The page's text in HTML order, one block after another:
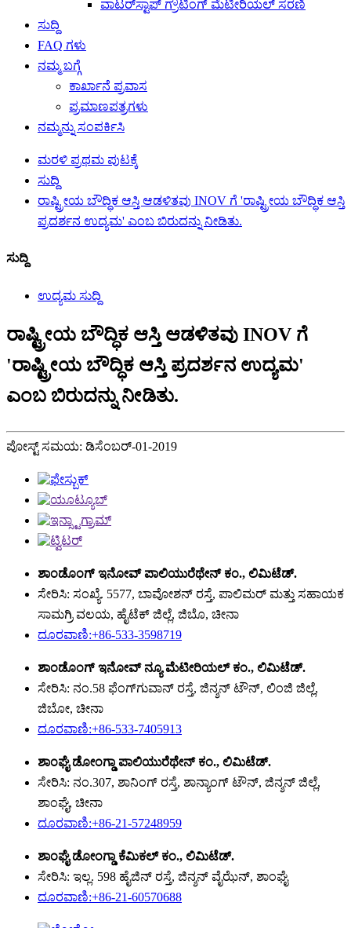
ವಾಟರ್‌ಸ್ಟಾಪ್ ಗ್ರೌಟಿಂಗ್ ಮೆಟೀರಿಯಲ್ ಸರಣಿ
ಸುದ್ದಿ
FAQ ಗಳು
ನಮ್ಮ ಬಗ್ಗೆ
ಕಾರ್ಖಾನೆ ಪ್ರವಾಸ
ಪ್ರಮಾಣಪತ್ರಗಳು
ನಮ್ಮನ್ನು ಸಂಪರ್ಕಿಸಿ
ಮರಳಿ ಪ್ರಥಮ ಪುಟಕ್ಕೆ
ಸುದ್ದಿ
ರಾಷ್ಟ್ರೀಯ ಬೌದ್ಧಿಕ ಆಸ್ತಿ ಆಡಳಿತವು INOV ಗೆ 'ರಾಷ್ಟ್ರೀಯ ಬೌದ್ಧಿಕ ಆಸ್ತಿ
ಪ್ರದರ್ಶನ ಉದ್ಯಮ' ಎಂಬ ಬಿರುದನ್ನು ನೀಡಿತು.
ಸುದ್ದಿ
ಉದ್ಯಮ ಸುದ್ದಿ
ರಾಷ್ಟ್ರೀಯ ಬೌದ್ಧಿಕ ಆಸ್ತಿ ಆಡಳಿತವು INOV ಗೆ
'ರಾಷ್ಟ್ರೀಯ ಬೌದ್ಧಿಕ ಆಸ್ತಿ ಪ್ರದರ್ಶನ ಉದ್ಯಮ'
ಎಂಬ ಬಿರುದನ್ನು ನೀಡಿತು.
ಪೋಸ್ಟ್ ಸಮಯ: ಡಿಸೆಂಬರ್-01-2019
ಶಾಂಡೊಂಗ್ ಇನೋವ್ ಪಾಲಿಯುರೆಥೇನ್ ಕಂ., ಲಿಮಿಟೆಡ್.
ಸೇರಿಸಿ: ಸಂಖ್ಯೆ. 5577, ಬಾವೋಶನ್ ರಸ್ತೆ, ಪಾಲಿಮರ್ ಮತ್ತು ಸಹಾಯಕ
ಸಾಮಗ್ರಿ ವಲಯ, ಹೈಟೆಕ್ ಜಿಲ್ಲೆ, ಜಿಬೊ, ಚೀನಾ
ದೂರವಾಣಿ:+86-533-3598719
ಶಾಂಡೊಂಗ್ ಇನೋವ್ ನ್ಯೂ ಮೆಟೀರಿಯಲ್ ಕಂ., ಲಿಮಿಟೆಡ್.
ಸೇರಿಸಿ: ನಂ.58 ಫೆಂಗ್‌ಗುವಾನ್ ರಸ್ತೆ, ಜಿನ್ಶನ್ ಟೌನ್, ಲಿಂಜಿ ಜಿಲ್ಲೆ,
ಜಿಬೋ, ಚೀನಾ
ದೂರವಾಣಿ:+86-533-7405913
ಶಾಂಘೈ ಡೋಂಗ್ಡಾ ಪಾಲಿಯುರೆಥೇನ್ ಕಂ., ಲಿಮಿಟೆಡ್.
ಸೇರಿಸಿ: ನಂ.307, ಶಾನಿಂಗ್ ರಸ್ತೆ, ಶಾನ್ಯಾಂಗ್ ಟೌನ್, ಜಿನ್ಶನ್ ಜಿಲ್ಲೆ,
ಶಾಂಘೈ, ಚೀನಾ
ದೂರವಾಣಿ:+86-21-57248959
ಶಾಂಘೈ ಡೋಂಗ್ಡಾ ಕೆಮಿಕಲ್ ಕಂ., ಲಿಮಿಟೆಡ್.
ಸೇರಿಸಿ: ಇಲ್ಲ. 598 ಹೈಜಿನ್ ರಸ್ತೆ, ಜಿನ್ಶನ್ ವೈಝೆನ್, ಶಾಂಘೈ
ದೂರವಾಣಿ:+86-21-60570688